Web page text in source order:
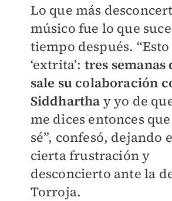
Lo que más
músico fue lo que
tiempo después.
‘extrita’: tres semanas
sale su colaboración
Siddhartha y yo de
me dices entonces que
sé”, confesó, dejando
cierta frustración y
desconcierto ante la
Torroja.